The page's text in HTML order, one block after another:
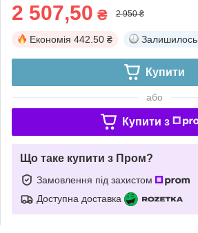
2 507,50 ₴ 2 950 ₴
Економія 442.50 ₴ Залишилось
Купити
або
Купити з
Що таке купити з Пром?
Замовлення під захистом
Доступна доставка